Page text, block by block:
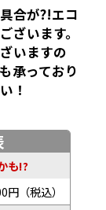
合が?!エコ
ざいます。
いますの
承っており
！
も!?
円（税込）